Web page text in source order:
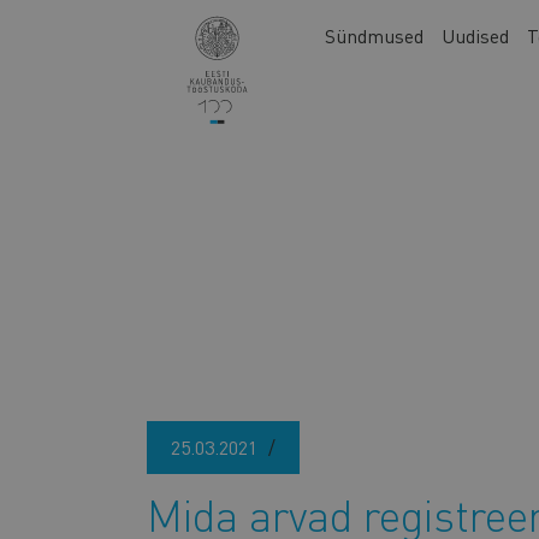
Main
Sündmused Uudised
25.03.2021
Mida arvad